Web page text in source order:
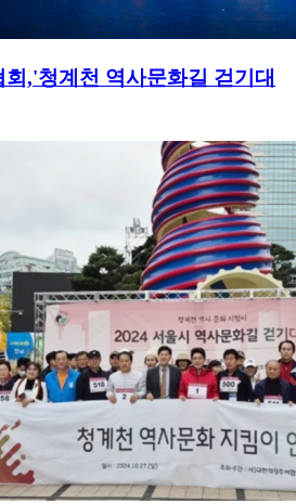
,'청계천 역사문화길 걷기대